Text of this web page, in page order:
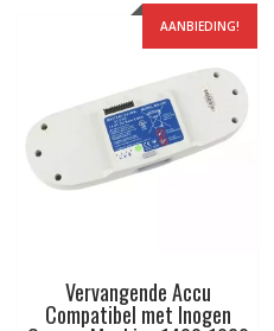
AANBIEDING!
Vervangende Accu
Compatibel met Inogen